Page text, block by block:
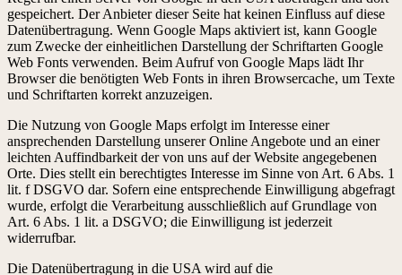
gespeichert. Der Anbieter dieser Seite hat keinen Einfluss auf diese
Datenübertragung. Wenn Google Maps aktiviert ist, kann Google
zum Zwecke der einheitlichen Darstellung der Schriftarten Google
Web Fonts verwenden. Beim Aufruf von Google Maps lädt Ihr
Browser die benötigten Web Fonts in ihren Browsercache, um Texte
und Schriftarten korrekt anzuzeigen.
Die Nutzung von Google Maps erfolgt im Interesse einer
ansprechenden Darstellung unserer Online Angebote und an einer
leichten Auffindbarkeit der von uns auf der Website angegebenen
Orte. Dies stellt ein berechtigtes Interesse im Sinne von Art. 6 Abs. 1
lit. f DSGVO dar. Sofern eine entsprechende Einwilligung abgefragt
wurde, erfolgt die Verarbeitung ausschließlich auf Grundlage von
Art. 6 Abs. 1 lit. a DSGVO; die Einwilligung ist jederzeit
widerrufbar.
Die Datenübertragung in die USA wird auf die